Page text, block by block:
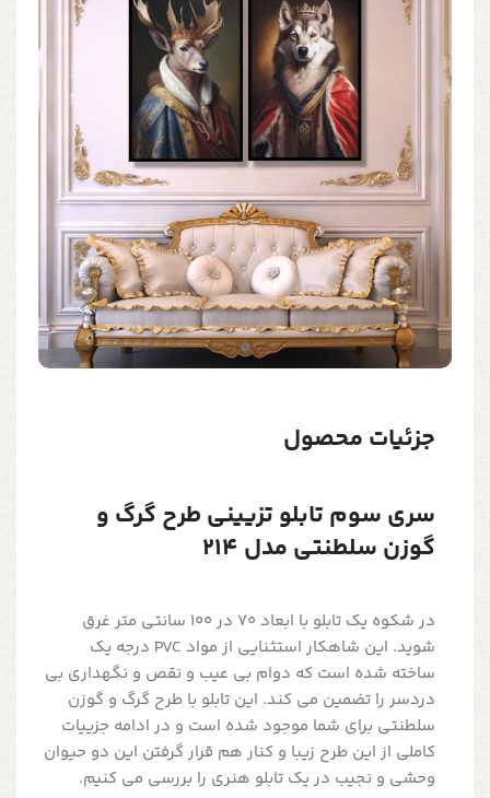
جزئیات محصول
سری سوم تابلو تزیینی طرح گرگ و
گوزن سلطنتی مدل 214
در شکوه یک تابلو با ابعاد 70 در 100 سانتی متر غرق
شوید. این شاهکار استثنایی از مواد PVC درجه یک
ساخته شده است که دوام بی عیب و نقص و نگهداری بی
دردسر را تضمین می کند. این تابلو با طرح گرگ و گوزن
سلطنتی برای شما موجود شده است و در ادامه جزییات
کاملی از این طرح زیبا و کنار هم قرار گرفتن این دو حیوان
وحشی و نجیب در یک تابلو هنری را بررسی می کنیم.